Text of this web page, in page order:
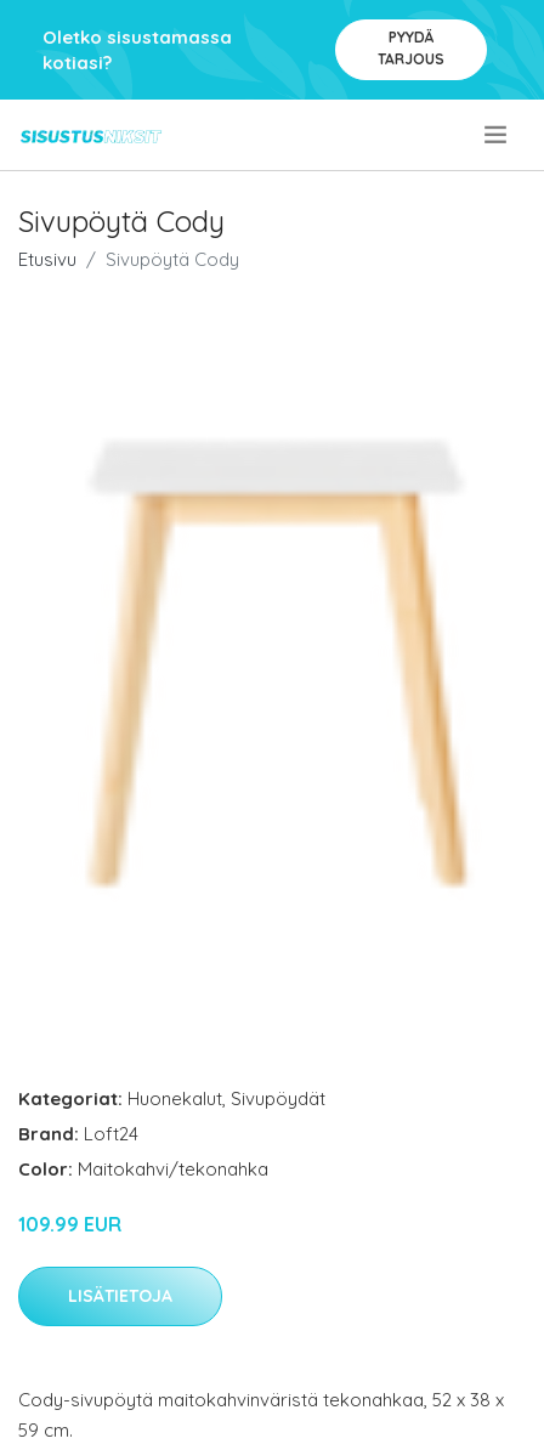
Oletko sisustamassa
kotiasi?
PYYDÄ
TARJOUS
Sivupöytä Cody
Etusivu Sivupöytä Cody
Kategoriat: Huonekalut, Sivupöydät
Brand: Loft24
Color: Maitokahvi/tekonahka
109.99 EUR
LISÄTIETOJA
Cody-sivupöytä maitokahvinväristä tekonahkaa, 52 x 38 x
59 cm.